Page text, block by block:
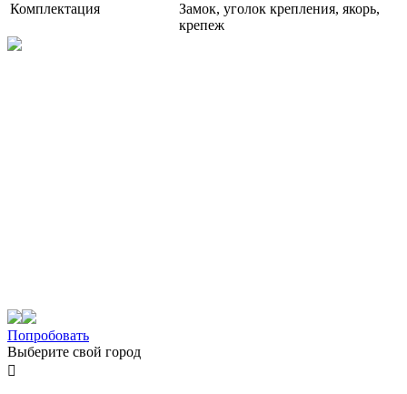
Комплектация
Замок, уголок крепления, якорь,
крепеж
Попробовать
Выберите свой город
